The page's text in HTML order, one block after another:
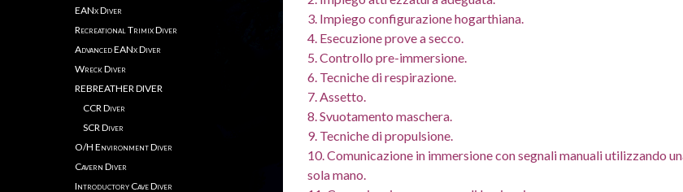
3. Impiego configurazione hogarthiana.
4. Esecuzione prove a secco.
5. Controllo pre-immersione.
6. Tecniche di respirazione.
7. Assetto.
8. Svuotamento maschera.
9. Tecniche di propulsione.
10. Comunicazione in immersione con segnali manuali utilizzando
sola mano.
EANx Diver
Recreational Trimix Diver
Advanced EANx Diver
Wreck Diver
REBREATHER DIVER
CCR Diver
SCR Diver
O/H Environment Diver
Cavern Diver
Introductory Cave Diver